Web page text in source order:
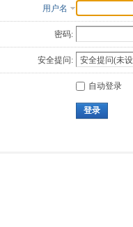
用户名
密码:
安全提问:
自动登录
登录